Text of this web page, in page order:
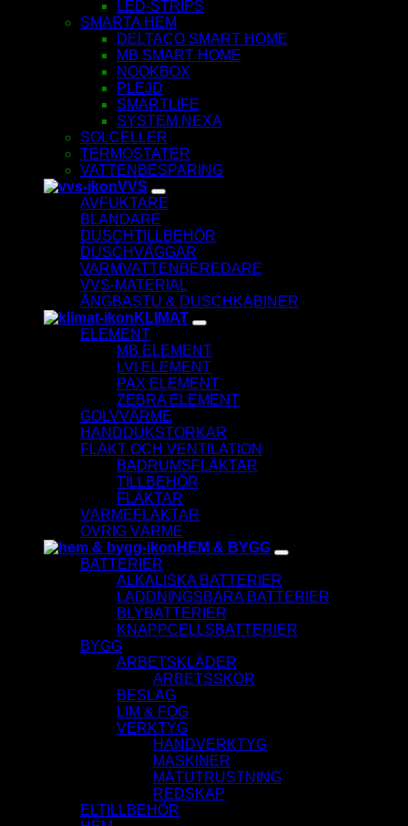
LED-STRIPS
SMARTA HEM
DELTACO SMART HOME
MB SMART HOME
NOOKBOX
PLEJD
SMARTLIFE
SYSTEM NEXA
SOLCELLER
TERMOSTATER
VATTENBESPARING
VVS
AVFUKTARE
BLANDARE
DUSCHTILLBEHÖR
DUSCHVÄGGAR
VARMVATTENBEREDARE
VVS-MATERIAL
ÅNGBASTU & DUSCHKABINER
KLIMAT
ELEMENT
MB ELEMENT
LVI ELEMENT
PAX ELEMENT
ZEBRA ELEMENT
GOLVVÄRME
HANDDUKSTORKAR
FLÄKT OCH VENTILATION
BADRUMSFLÄKTAR
TILLBEHÖR
FLÄKTAR
VÄRMEFLÄKTAR
ÖVRIG VÄRME
HEM & BYGG
BATTERIER
ALKALISKA BATTERIER
LADDNINGSBARA BATTERIER
BLYBATTERIER
KNAPPCELLSBATTERIER
BYGG
ARBETSKLÄDER
ARBETSSKOR
BESLAG
LIM & FOG
VERKTYG
HANDVERKTYG
MASKINER
MÄTUTRUSTNING
REDSKAP
ELTILLBEHÖR